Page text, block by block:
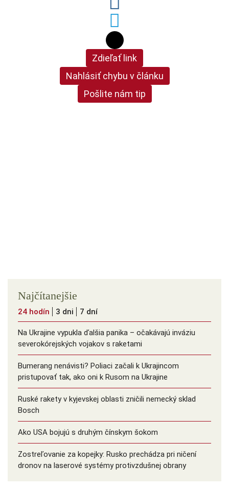
Zdieľať link
Nahlásiť chybu v článku
Pošlite nám tip
Najčítanejšie
24 hodín 3 dni 7 dní
Na Ukrajine vypukla ďalšia panika – očakávajú inváziu
severokórejských vojakov s raketami
Bumerang nenávisti? Poliaci začali k Ukrajincom
pristupovať tak, ako oni k Rusom na Ukrajine
Ruské rakety v kyjevskej oblasti zničili nemecký sklad
Bosch
Ako USA bojujú s druhým čínskym šokom
Zostreľovanie za kopejky: Rusko prechádza pri ničení
dronov na laserové systémy protivzdušnej obrany